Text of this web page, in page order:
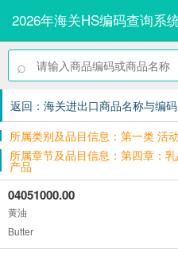
2026年海关HS编码查询系
⌕
返回：海关进出口商品名称与编
所属类别及品目信息：第一类 活
所属章节及品目信息：第四章：
产品
04051000.00
黄油
Butter